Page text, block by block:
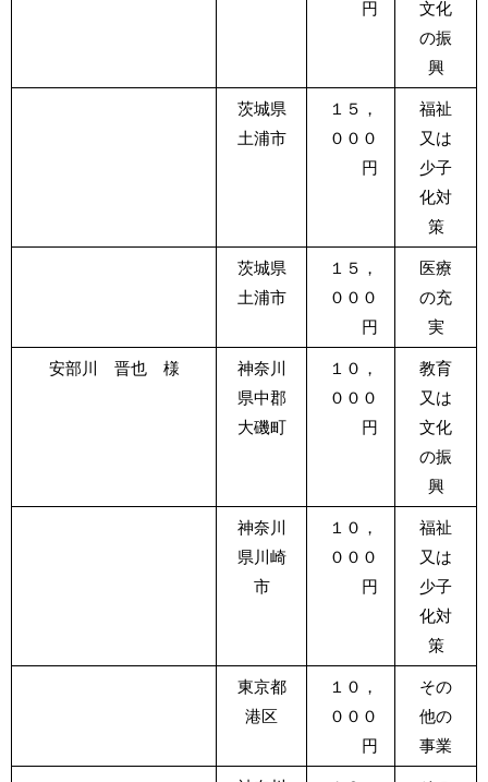
円
文化
の振
興
茨城県
土浦市
１５，
０００
円
福祉
又は
少子
化対
策
茨城県
土浦市
１５，
０００
円
医療
の充
実
安部川 晋也 様
神奈川
県中郡
大磯町
１０，
０００
円
教育
又は
文化
の振
興
神奈川
県川崎
市
１０，
０００
円
福祉
又は
少子
化対
策
東京都
港区
１０，
０００
円
その
他の
事業